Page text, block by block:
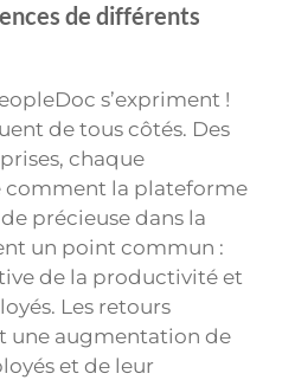
de différents
s’expriment !
de tous côtés. Des
chaque
la plateforme
précieuse dans la
un point commun :
de la productivité et
Les retours
une augmentation de
et de leur